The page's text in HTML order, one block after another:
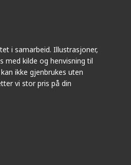
i samarbeid. Illustrasjoner,
med kilde og henvisning til
ikke gjenbrukes uten
vi stor pris på din